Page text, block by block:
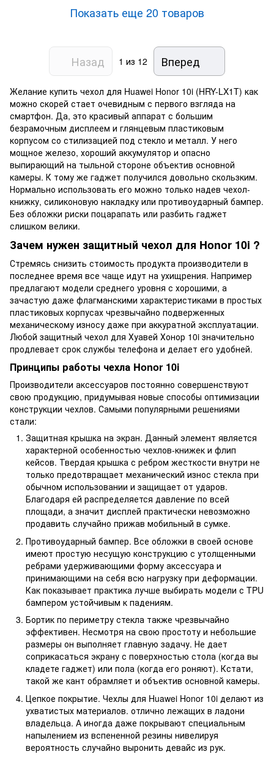
Показать еще 20 товаров
Назад 1 из 12 Вперед
Желание купить чехол для Huawei Honor 10i (HRY-LX1T) как
можно скорей стает очевидным с первого взгляда на
смартфон. Да, это красивый аппарат с большим
безрамочным дисплеем и глянцевым пластиковым
корпусом со стилизацией под стекло и металл. У него
мощное железо, хороший аккумулятор и опасно
выпирающий на тыльной стороне объектив основной
камеры. К тому же гаджет получился довольно скользким.
Нормально использовать его можно только надев чехол-
книжку, силиконовую накладку или противоударный бампер.
Без обложки риски поцарапать или разбить гаджет
слишком велики.
Зачем нужен защитный чехол для Honor 10i ?
Стремясь снизить стоимость продукта производители в
последнее время все чаще идут на ухищрения. Например
предлагают модели среднего уровня с хорошими, а
зачастую даже флагманскими характеристиками в простых
пластиковых корпусах чрезвычайно подверженных
механическому износу даже при аккуратной эксплуатации.
Любой защитный чехол для Хуавей Хонор 10i значительно
продлевает срок службы телефона и делает его удобней.
Принципы работы чехла Honor 10i
Производители аксессуаров постоянно совершенствуют
свою продукцию, придумывая новые способы оптимизации
конструкции чехлов. Самыми популярными решениями
стали:
Защитная крышка на экран. Данный элемент является
характерной особенностью чехлов-книжек и флип
кейсов. Твердая крышка с ребром жесткости внутри не
только предотвращает механический износ стекла при
обычном использовании и защищает от ударов.
Благодаря ей распределяется давление по всей
площади, а значит дисплей практически невозможно
продавить случайно прижав мобильный в сумке.
Противоударный бампер. Все обложки в своей основе
имеют простую несущую конструкцию с утолщенными
ребрами удерживающими форму аксессуара и
принимающими на себя всю нагрузку при деформации.
Как показывает практика лучше выбирать модели с TPU
бампером устойчивым к падениям.
Бортик по периметру стекла также чрезвычайно
эффективен. Несмотря на свою простоту и небольшие
размеры он выполняет главную задачу. Не дает
соприкасаться экрану с поверхностью стола (когда вы
кладете гаджет) или пола (когда его роняют). Кстати,
такой же кант обрамляет и объектив основной камеры.
Цепкое покрытие. Чехлы для Huawei Honor 10i делают из
ухватистых материалов. отлично лежащих в ладони
владельца. А иногда даже покрывают специальным
напылением из вспененной резины нивелируя
вероятность случайно выронить девайс из рук.